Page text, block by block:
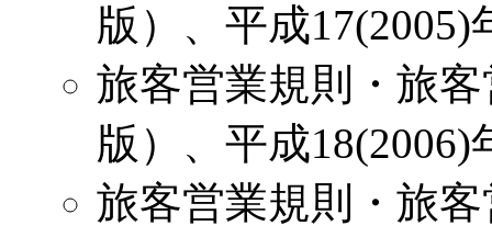
版）、平成17(2005)
旅客営業規則・旅
版）、平成18(2006)
旅客営業規則・旅